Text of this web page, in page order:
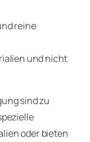
reine
und nicht
sind zu
oder bieten